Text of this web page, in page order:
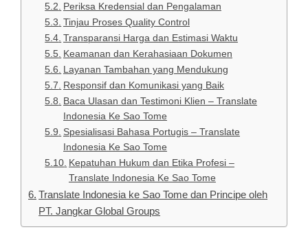
Periksa Kredensial dan Pengalaman
Tinjau Proses Quality Control
Transparansi Harga dan Estimasi Waktu
Keamanan dan Kerahasiaan Dokumen
Layanan Tambahan yang Mendukung
Responsif dan Komunikasi yang Baik
Baca Ulasan dan Testimoni Klien – Translate
Indonesia Ke Sao Tome
Spesialisasi Bahasa Portugis – Translate
Indonesia Ke Sao Tome
Kepatuhan Hukum dan Etika Profesi –
Translate Indonesia Ke Sao Tome
Translate Indonesia ke Sao Tome dan Principe oleh
PT. Jangkar Global Groups